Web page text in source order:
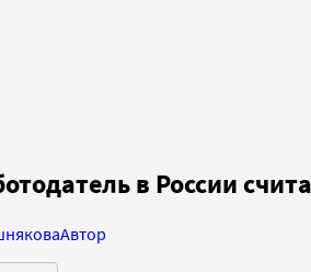
в России
Автор